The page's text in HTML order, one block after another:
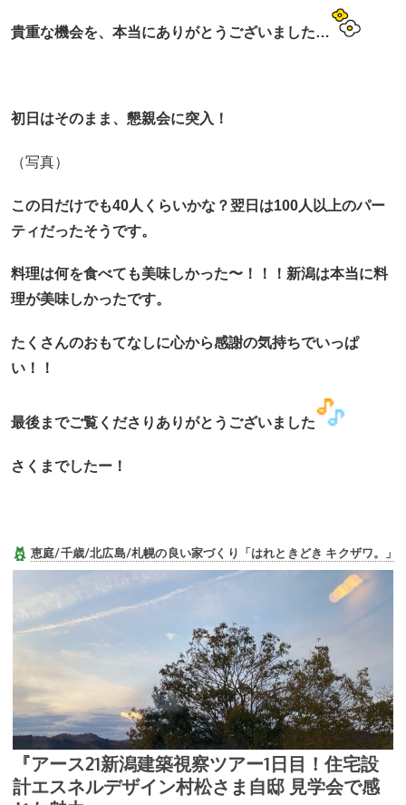
貴重な機会を、本当にありがとうございました…
初日はそのまま、懇親会に突入！
（写真）
この日だけでも40人くらいかな？ 翌日は100人以上のパー
ティだったそうです。
料理は何を食べても美味しかった〜！！！新潟は本当に料
理が美味しかったです。
たくさんのおもてなしに心から感謝の気持ちでいっぱ
い！！
最後までご覧くださりありがとうございました
さくまでしたー！